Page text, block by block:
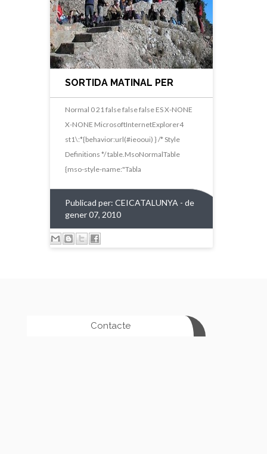
SORTIDA MATINAL PER
OLESA DE MONTSERRAT
Normal 0 21 false false false ES X-NONE
X-NONE MicrosoftInternetExplorer4
st1\:*{behavior:url(#ieooui) } /* Style
Definitions */ table.MsoNormalTable
{mso-style-name:"Tabla
Publicad per: CEICATALUNYA - de
gener 07, 2010
Contacte